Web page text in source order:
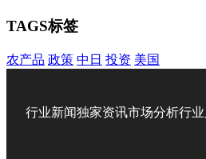
TAGS标签
农产品 政策 中日 投资 美国
行业新闻独家资讯市场分析行